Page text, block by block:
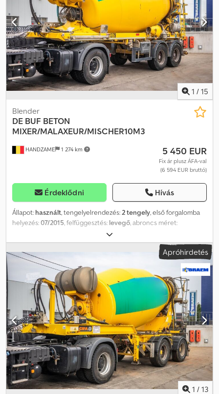
1 / 15
HANDZAME 1 274 km
Blender
DE BUF BETON
MIXER/MALAXEUR/MISCHER10M3
5 450 EUR
Fix ár plusz ÁFA-val
(6 594 EUR bruttó)
Érdeklődni Hívás
Állapot: használt, tengelyelrendezés:2 tengely, első forgalomba
helyezés:07/2015, felfüggesztés: levegő, abroncs méret:
1 310 mm
Felhasználható anyag: beton Gumi méret: 425/65r22.5
Felfüggesztés: légrugózás Hajtás: kerék Önsúly: 7 070 kg
Dcsdpfxouc Aqmo Acksk Terhelhetőség: 25 930 kg Megengedett
össztömeg: 33 000 kg
Apróhirdetés
1 / 13